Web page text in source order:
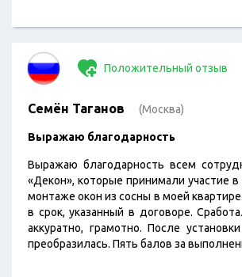
Положительный отзыв
Семён Таганов (Москва)
Выражаю благодарность
Выражаю благодарность всем
«Декон», которые принимали участие
монтаже окон из сосны в моей
в срок, указанный в договоре.
аккуратно, грамотно. После
преобразилась. Пять балов за